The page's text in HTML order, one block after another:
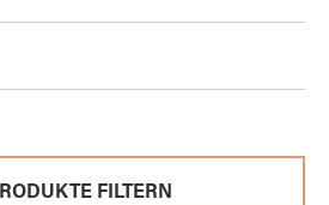
FILTERN